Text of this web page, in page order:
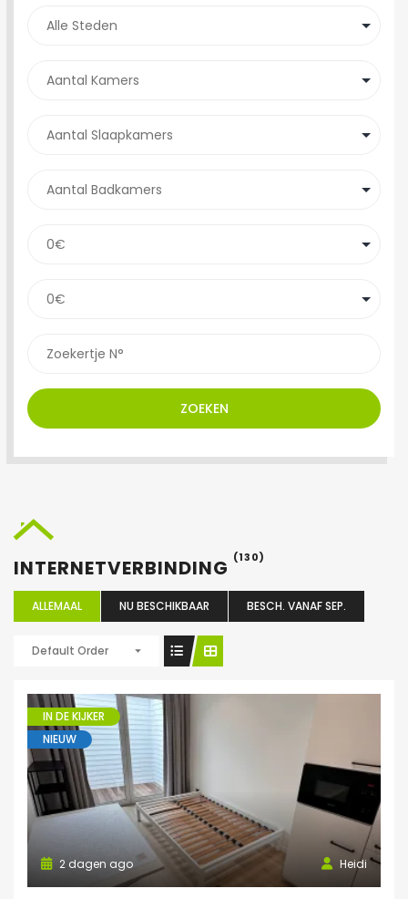
ZOEKEN
INTERNETVERBINDING (130)
ALLEMAAL NU BESCHIKBAAR BESCH. VANAF SEP.
Default Order
IN DE KIJKER
NIEUW
Heidi
2 dagen ago